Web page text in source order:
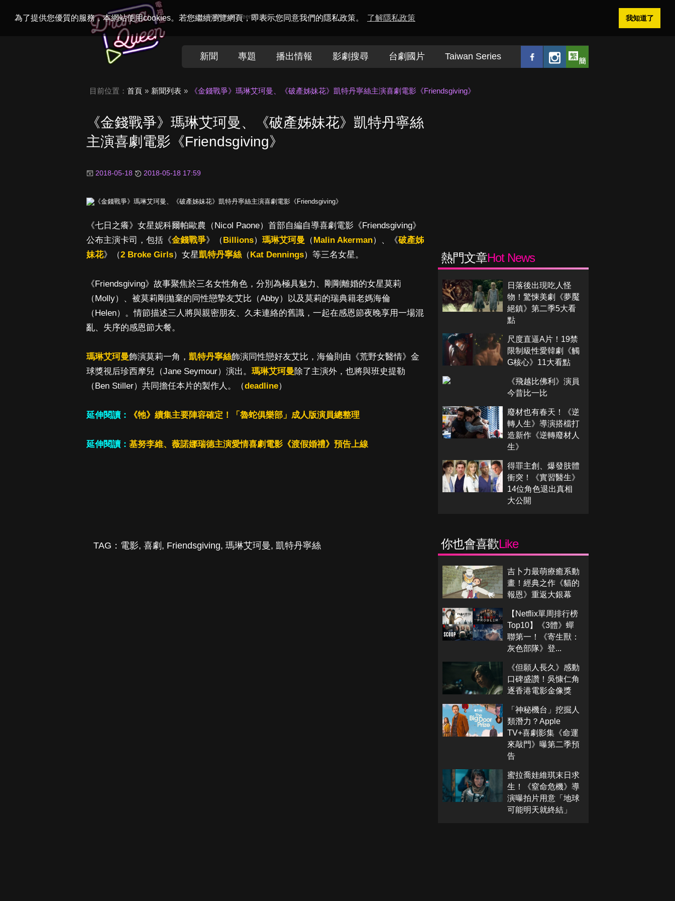
為了提供您優質的服務，本網站使用cookies。若您繼續瀏覽網頁，即表示您同意我們的隱私政策。 了解隱私政策 我知道了
Welcome toDramaQueen電視迷
新聞 專題 播出情報 影劇搜尋 台劇國片 Taiwan Series
目前位置： 首頁 新聞列表 《金錢戰爭》瑪琳艾珂曼、《破產姊妹花》凱特丹寧絲主演喜劇電影《Friendsgiving》
《金錢戰爭》瑪琳艾珂曼、《破產姊妹花》凱特丹寧絲
主演喜劇電影《Friendsgiving》
2018-05-18 2018-05-18 17:59
《七日之癢》女星妮科爾帕歐農（Nicol Paone）首部自編自導喜劇電影《Friendsgiving》
公布主演卡司，包括《金錢戰爭》（Billions） 瑪琳艾珂曼 （Malin Akerman）、《破產姊
妹花》（2 Broke Girls）女星凱特丹寧絲（Kat Dennings）等三名女星。
《Friendsgiving》故事聚焦於三名女性角色，分別為極具魅力、剛剛離婚的女星莫莉
（Molly）、被莫莉剛拋棄的同性戀摯友艾比（Abby）以及莫莉的瑞典籍老媽海倫
（Helen）。情節描述三人將與親密朋友、久未連絡的舊識，一起在感恩節夜晚享用一場混
亂、失序的感恩節大餐。
瑪琳艾珂曼飾演莫莉一角， 凱特丹寧絲飾演同性戀好友艾比，海倫則由《荒野女醫情》金
球獎視后珍西摩兒（Jane Seymour）演出。 瑪琳艾珂曼除了主演外，也將與班史提勒
（Ben Stiller）共同擔任本片的製作人。（deadline）
延伸閱讀： 《牠》續集主要陣容確定！「魯蛇俱樂部」成人版演員總整理
延伸閱讀： 基努李維、薇諾娜瑞德主演愛情喜劇電影《渡假婚禮》預告上線
TAG： 電影, 喜劇 , Friendsgiving, 瑪琳艾珂曼, 凱特丹寧絲
熱門文章Hot News
日落後出現吃人怪
物！驚悚美劇《夢魘
絕鎮》第二季5大看
點
尺度直逼A片！19禁
限制級性愛韓劇《觸
G核心》11大看點
《飛越比佛利》演員
今昔比一比
廢材也有春天！《逆
轉人生》導演搭檔打
造新作《逆轉廢材人
生》
得罪主創、爆發肢體
衝突！《實習醫生》
14位角色退出真相
大公開
你也會喜歡Like
吉卜力最萌療癒系動
畫！經典之作《貓的
報恩》重返大銀幕
【Netflix單周排行榜
Top10】《3體》蟬
聯第一！《寄生獸：
灰色部隊》登...
《但願人長久》感動
口碑盛讚！吳慷仁角
逐香港電影金像獎
「神秘機台」挖掘人
類潛力？Apple
TV+喜劇影集《命運
來敲門》曝第二季預
告
蜜拉喬娃維琪末日求
生！《窒命危機》導
演曝拍片用意「地球
可能明天就終結」